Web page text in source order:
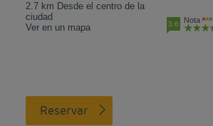
2.7 km Desde el centro de la
ciudad
Ver en un mapa
3.6 Nota
Reservar